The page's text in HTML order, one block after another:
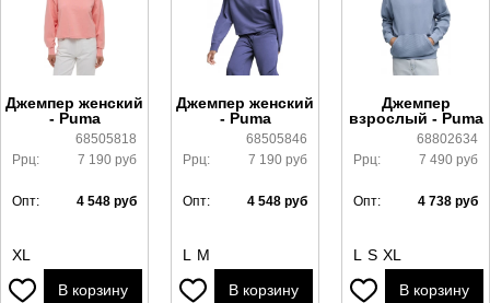
Джемпер женский
- Puma
68505818
Ррц:
7 190 руб
Опт: 4 548 руб
XL
В корзину
Джемпер женский
- Puma
68505846
Ррц:
7 190 руб
Опт: 4 548 руб
L
M
В корзину
Джемпер
взрослый - Puma
68802634
Ррц:
7 490 руб
Опт: 4 738 руб
L S XL
В корзину